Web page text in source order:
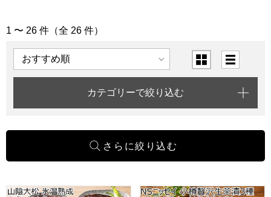
「父の日ソーシャルギフト」の商品一覧
1 〜 26 件（全 26 件）
表示順 表示切替
カテゴリーで絞り込む
山陰大松 氷温熟成 煮魚・焼き魚 10切【おいしいお取り寄せ
NSニッセイ 小樽贅沢生茶漬